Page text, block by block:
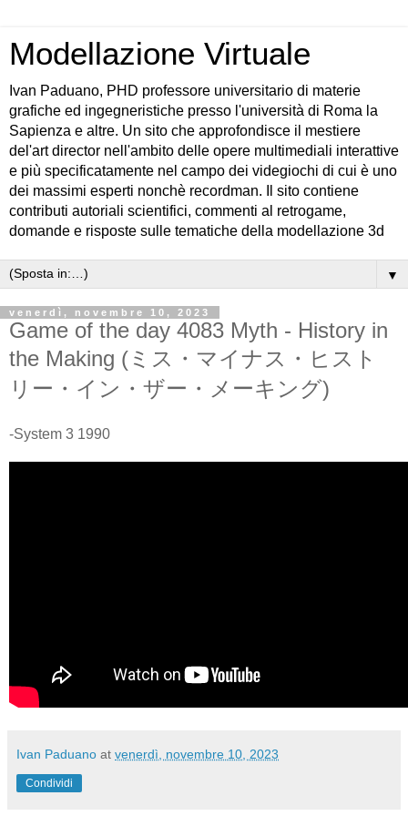
Modellazione Virtuale
Ivan Paduano, PHD professore universitario di materie
grafiche ed ingegneristiche presso l'università di Roma la
Sapienza e altre. Un sito che approfondisce il mestiere
del'art director nell'ambito delle opere multimediali interattive
e più specificatamente nel campo dei videgiochi di cui è uno
dei massimi esperti nonchè recordman. Il sito contiene
contributi autoriali scientifici, commenti al retrogame,
domande e risposte sulle tematiche della modellazione 3d
▼
venerdì, novembre 10, 2023
Game of the day 4083 Myth - History in
the Making (ミス・マイナス・ヒスト
リー・イン・ザー・メーキング)
-System 3 1990
Ivan Paduano at venerdì, novembre 10, 2023
Condividi